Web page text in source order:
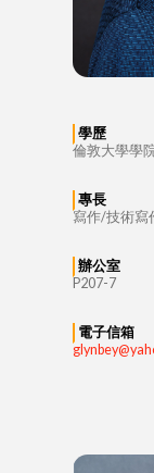
學歷
倫敦大學學
專長
寫作/技術寫
辦公室
P207-7
電子信箱